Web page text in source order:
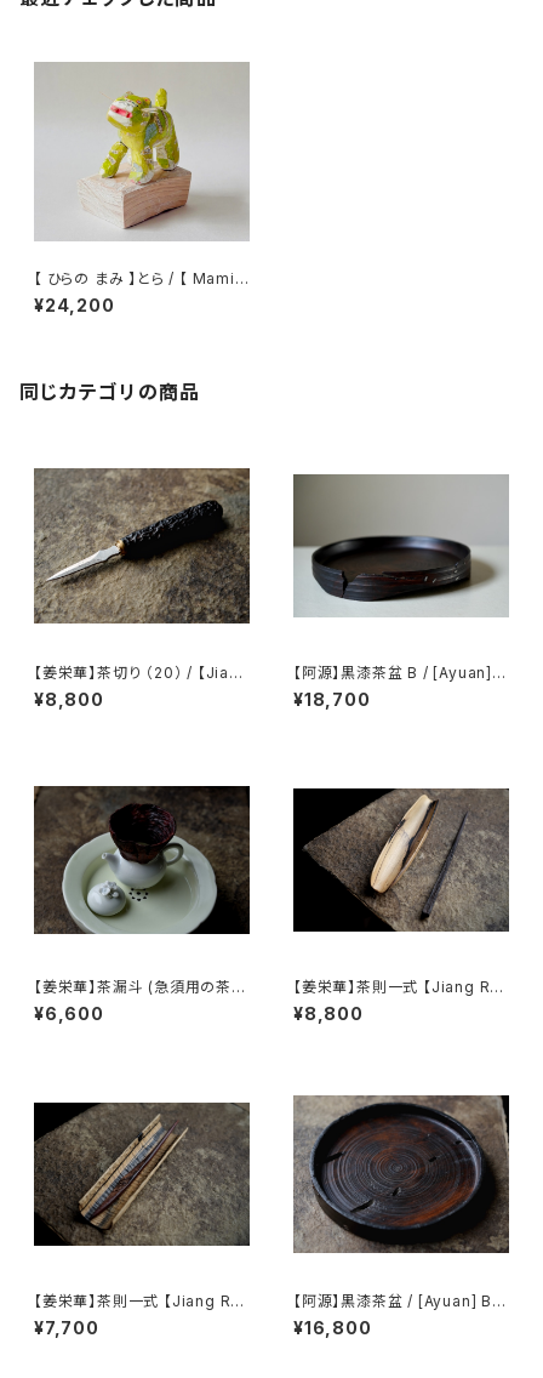
【 ひらの まみ 】とら / 【 Mami
Hirano 】Tiger
¥24,200
同じカテゴリの商品
【姜栄華】茶切り （20） / 【Jiang
Ronghua】Tea knife（20）
¥8,800
【阿源】黒漆茶盆 B / [Ayuan] B
lack Lacquer Tea Tray B
¥18,700
【姜栄華】茶漏斗 (急須用の茶葉
じょうご) / 【Jiang Ronghua】
Tea Funnel
¥6,600
【姜栄華】茶則一式 【Jiang Ro
nghua】A complete tea tray
set
¥8,800
【姜栄華】茶則一式 【Jiang Ro
nghua】A complete tea tray
set
¥7,700
【阿源】黒漆茶盆 / [Ayuan] Bla
ck Lacquer Tea Tray
¥16,800